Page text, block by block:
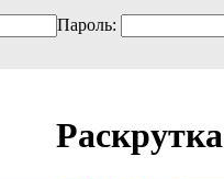
Пароль: